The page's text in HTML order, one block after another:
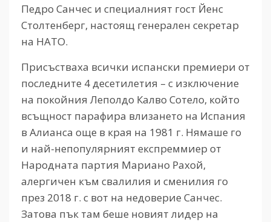
Педро Санчес и специалният гост Йенс
Столтенберг, настоящ генерален секретар
на НАТО.
Присъстваха всички испански премиери от
последните 4 десетилетия – с изключение
на покойния Леполдо Калво Сотело, който
всъщност парафира влизането на Испания
в Алианса още в края на 1981 г. Нямаше го
и най-непопулярният експреммиер от
Народната партия Мариано Рахой,
алергичен към свалилия и сменилия го
през 2018 г. с вот на недоверие Санчес.
Затова пък там беше новият лидер на